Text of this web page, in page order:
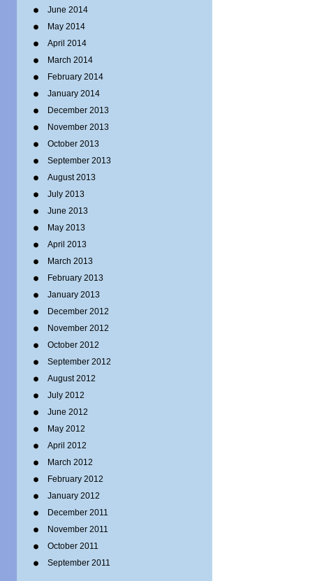
June 2014
May 2014
April 2014
March 2014
February 2014
January 2014
December 2013
November 2013
October 2013
September 2013
August 2013
July 2013
June 2013
May 2013
April 2013
March 2013
February 2013
January 2013
December 2012
November 2012
October 2012
September 2012
August 2012
July 2012
June 2012
May 2012
April 2012
March 2012
February 2012
January 2012
December 2011
November 2011
October 2011
September 2011